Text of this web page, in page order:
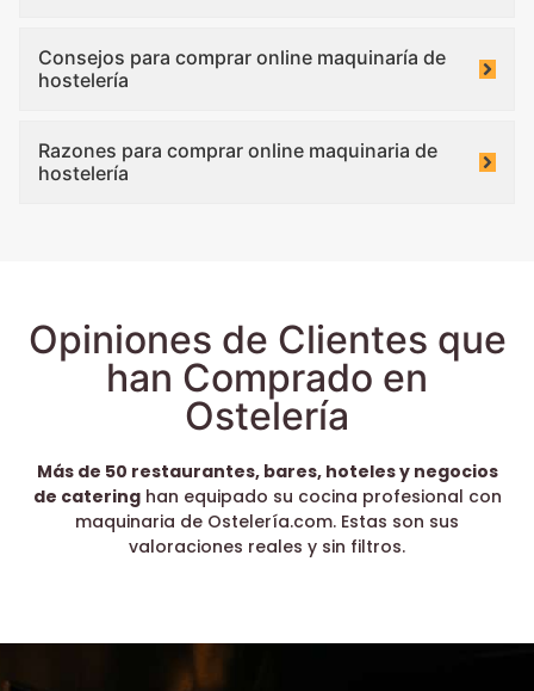
Consejos para comprar online maquinaría de
hostelería
Razones para comprar online maquinaria de
hostelería
Opiniones de Clientes que
han Comprado en
Ostelería
Más de 50 restaurantes, bares, hoteles y negocios
de cateringhan equipado su cocina profesional con
maquinaria de Ostelería.com. Estas son sus
valoraciones reales y sin filtros.